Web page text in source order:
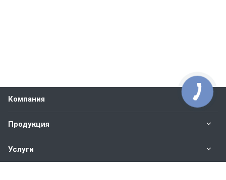
Компания
Продукция
Услуги